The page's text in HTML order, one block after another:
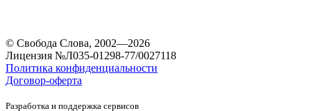
© Свобода Слова, 2002—2026
Лицензия №Л035-01298-77/0027118
Политика конфиденциальности
Договор-оферта
Разработка и поддержка сервисов